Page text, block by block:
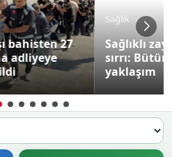
Sağlık
Sağlıklı zayıflamanın
sırrı: Bütüncül
yaklaşım